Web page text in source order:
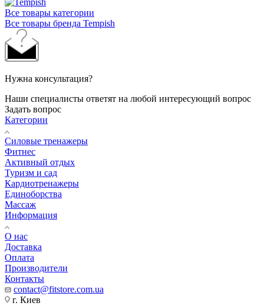
Все товары категории
Все товары бренда Tempish
Нужна консультация?
Наши специалисты ответят на любой интересующий вопрос
Задать вопрос
Категории
Силовые тренажеры
Фитнес
Активный отдых
Туризм и сад
Кардиотренажеры
Единоборства
Массаж
Информация
О нас
Доставка
Оплата
Производители
Контакты
contact@fitstore.com.ua
г. Киев